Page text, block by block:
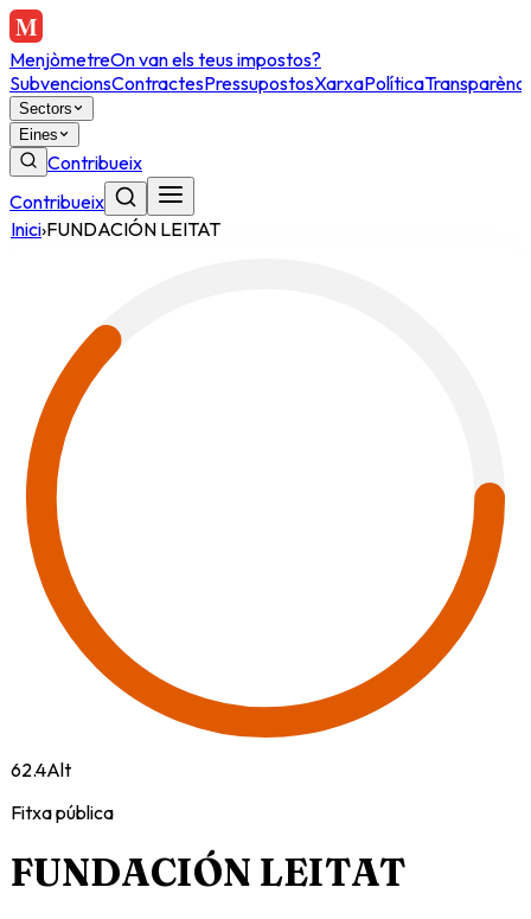
MenjòmetreOn van els teus impostos?
SubvencionsContractesPressupostosXarxaPolítica
Sectors
Eines
Contribueix
Contribueix
Inici›FUNDACIÓN LEITAT
62.4Alt
Fitxa pública
FUNDACIÓN LEITAT